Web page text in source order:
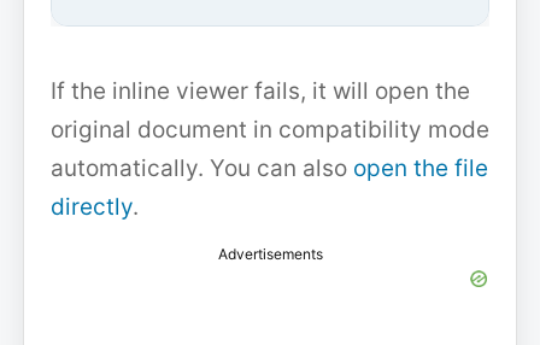
If the inline viewer fails, it will open the
original document in compatibility mode
automatically. You can also open the file
directly.
Advertisements